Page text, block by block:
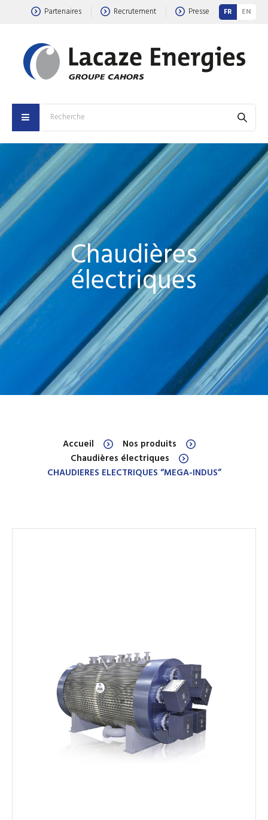
Partenaires Recrutement Presse FR EN
Chaudières
électriques
Accueil
Nos produits
Chaudières électriques
CHAUDIERES ELECTRIQUES “MEGA-INDUS”